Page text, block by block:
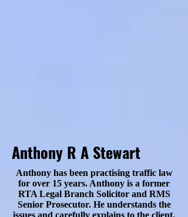
Anthony R A Stewart
Anthony has been practising traffic law
for over 15 years. Anthony is a former
RTA Legal Branch Solicitor and RMS
Senior Prosecutor. He understands the
issues and carefully explains to the client.